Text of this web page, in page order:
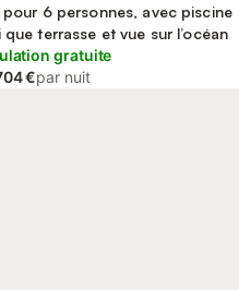
pour 6 personnes, avec piscine
que terrasse et vue sur l’océan
gratuite
€par nuit